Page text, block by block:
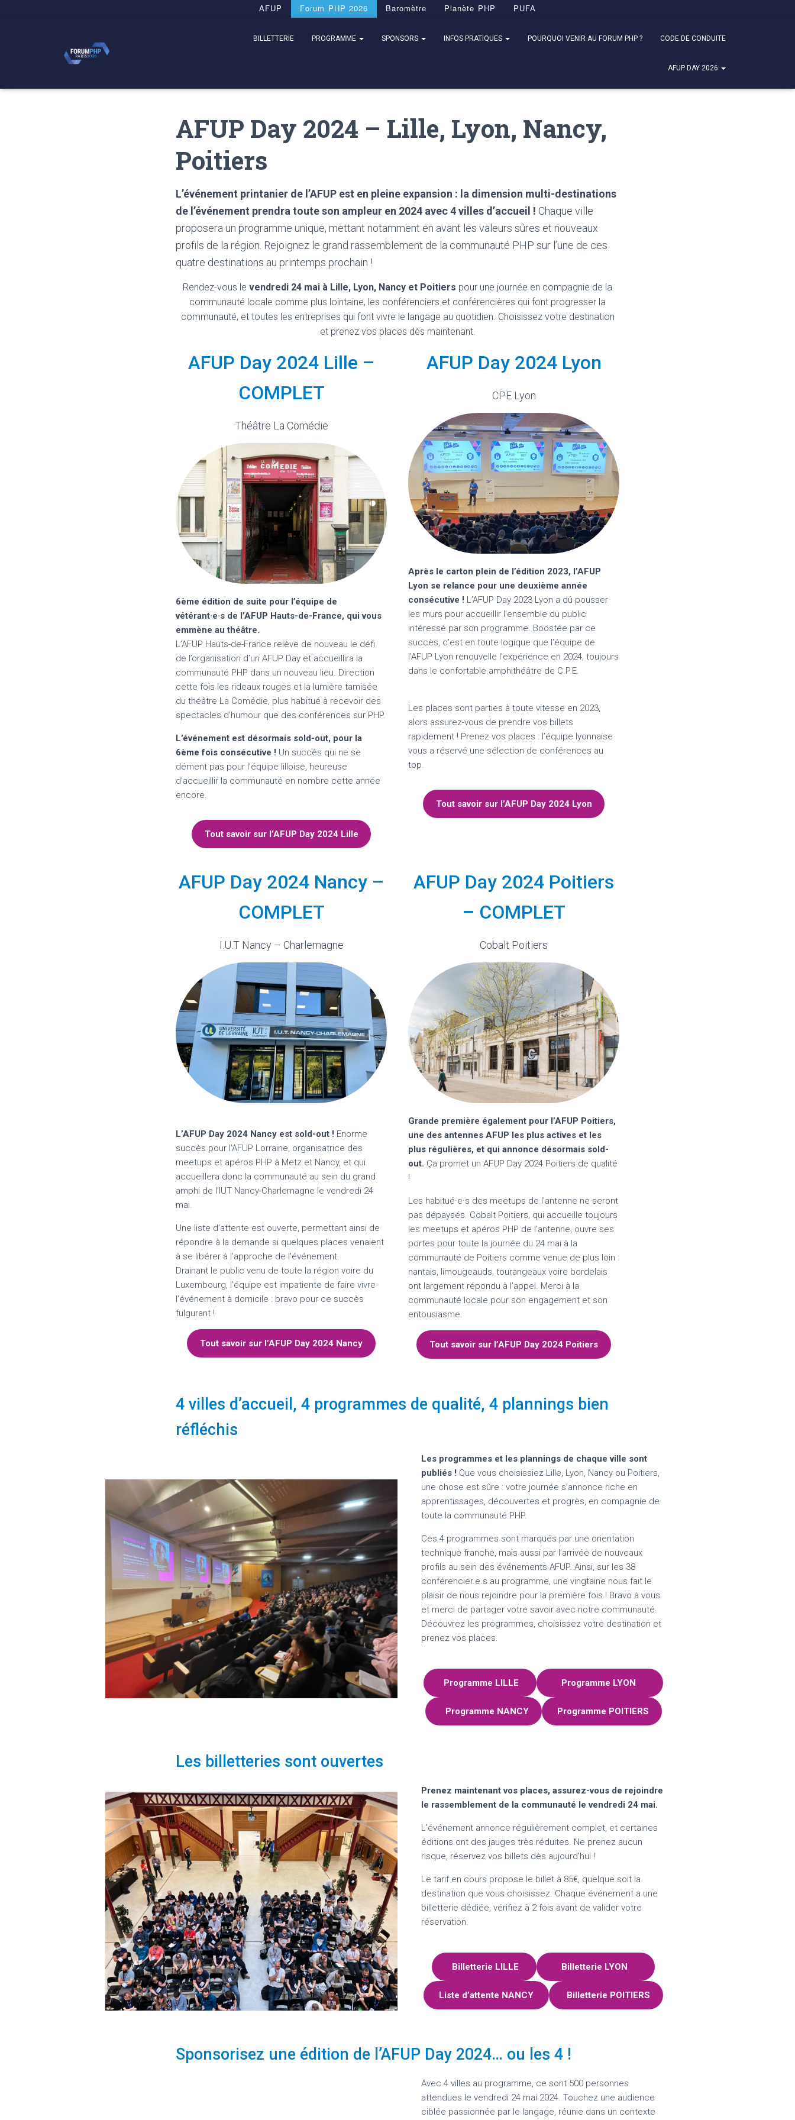
AFUP Forum PHP 2026 Baromètre Planète PHP PUFA
BILLETTERIE PROGRAMME SPONSORS INFOS PRATIQUES POURQUOI VENIR AU FORUM PHP ? CODE DE CONDUITE
AFUP DAY 2026
AFUP Day 2024 – Lille, Lyon, Nancy,
Poitiers
L’événement printanier de l’AFUP est en pleine expansion : la dimension multi-destinations
de l’événement prendra toute son ampleur en 2024 avec 4 villes d’accueil ! Chaque ville
proposera un programme unique, mettant notamment en avant les valeurs sûres et nouveaux
profils de la région. Rejoignez le grand rassemblement de la communauté PHP sur l’une de ces
quatre destinations au printemps prochain !
Rendez-vous le vendredi 24 mai à Lille, Lyon, Nancy et Poitiers pour une journée en compagnie de la
communauté locale comme plus lointaine, les conférenciers et conférencières qui font progresser la
communauté, et toutes les entreprises qui font vivre le langage au quotidien. Choisissez votre destination
et prenez vos places dès maintenant.
AFUP Day 2024 Lille –
COMPLET
Théâtre La Comédie
6ème édition de suite pour l’équipe de
vétérant·e·s de l’AFUP Hauts-de-France, qui vous
emmène au théâtre.
L’AFUP Hauts-de-France relève de nouveau le défi
de l’organisation d’un AFUP Day et accueillira la
communauté PHP dans un nouveau lieu. Direction
cette fois les rideaux rouges et la lumière tamisée
du théâtre La Comédie, plus habitué à recevoir des
spectacles d’humour que des conférences sur PHP.
L’événement est désormais sold-out, pour la
6ème fois consécutive ! Un succès qui ne se
dément pas pour l’équipe lilloise, heureuse
d’accueillir la communauté en nombre cette année
encore.
Tout savoir sur l’AFUP Day 2024 Lille
AFUP Day 2024 Lyon
CPE Lyon
Après le carton plein de l’édition 2023, l’AFUP
Lyon se relance pour une deuxième année
consécutive ! L’AFUP Day 2023 Lyon a dû pousser
les murs pour accueillir l’ensemble du public
intéressé par son programme. Boostée par ce
succès, c’est en toute logique que l’équipe de
l’AFUP Lyon renouvelle l’expérience en 2024, toujours
dans le confortable amphithéâtre de C.P.E.
Les places sont parties à toute vitesse en 2023,
alors assurez-vous de prendre vos billets
rapidement ! Prenez vos places : l’équipe lyonnaise
vous a réservé une sélection de conférences au
top.
Tout savoir sur l’AFUP Day 2024 Lyon
AFUP Day 2024 Nancy –
COMPLET
I.U.T Nancy – Charlemagne
L’AFUP Day 2024 Nancy est sold-out ! Enorme
succès pour l’AFUP Lorraine, organisatrice des
meetups et apéros PHP à Metz et Nancy, et qui
accueillera donc la communauté au sein du grand
amphi de l’IUT Nancy-Charlemagne le vendredi 24
mai.
Une liste d’attente est ouverte, permettant ainsi de
répondre à la demande si quelques places venaient
à se libérer à l’approche de l’événement.
Drainant le public venu de toute la région voire du
Luxembourg, l’équipe est impatiente de faire vivre
l’événement à domicile : bravo pour ce succès
fulgurant !
Tout savoir sur l’AFUP Day 2024 Nancy
AFUP Day 2024 Poitiers
– COMPLET
Cobalt Poitiers
Grande première également pour l’AFUP Poitiers,
une des antennes AFUP les plus actives et les
plus régulières, et qui annonce désormais sold-
out. Ça promet un AFUP Day 2024 Poitiers de qualité
!
Les habitué·e·s des meetups de l’antenne ne seront
pas dépaysés. Cobalt Poitiers, qui accueille toujours
les meetups et apéros PHP de l’antenne, ouvre ses
portes pour toute la journée du 24 mai à la
communauté de Poitiers comme venue de plus loin :
nantais, limougeauds, tourangeaux voire bordelais
ont largement répondu à l’appel. Merci à la
communauté locale pour son engagement et son
entousiasme.
Tout savoir sur l’AFUP Day 2024 Poitiers
4 villes d’accueil, 4 programmes de qualité, 4 plannings bien
réfléchis
Les programmes et les plannings de chaque ville sont
publiés ! Que vous choisissiez Lille, Lyon, Nancy ou Poitiers,
une chose est sûre : votre journée s’annonce riche en
apprentissages, découvertes et progrès, en compagnie de
toute la communauté PHP.
Ces 4 programmes sont marqués par une orientation
technique franche, mais aussi par l’arrivée de nouveaux
profils au sein des événements AFUP. Ainsi, sur les 38
conférencier.e.s au programme, une vingtaine nous fait le
plaisir de nous rejoindre pour la première fois ! Bravo à vous
et merci de partager votre savoir avec notre communauté.
Découvrez les programmes, choisissez votre destination et
prenez vos places.
Programme LILLE Programme LYON
Programme NANCY Programme POITIERS
Les billetteries sont ouvertes
Prenez maintenant vos places, assurez-vous de rejoindre
le rassemblement de la communauté le vendredi 24 mai.
L’événement annonce régulièrement complet, et certaines
éditions ont des jauges très réduites. Ne prenez aucun
risque, réservez vos billets dès aujourd’hui !
Le tarif en cours propose le billet à 85€, quelque soit la
destination que vous choisissez. Chaque événement a une
billetterie dédiée, vérifiez à 2 fois avant de valider votre
réservation.
Billetterie LILLE Billetterie LYON
Liste d’attente NANCY Billetterie POITIERS
Sponsorisez une édition de l’AFUP Day 2024… ou les 4 !
Avec 4 villes au programme, ce sont 500 personnes
attendues le vendredi 24 mai 2024. Touchez une audience
ciblée passionnée par le langage, réunie dans un contexte